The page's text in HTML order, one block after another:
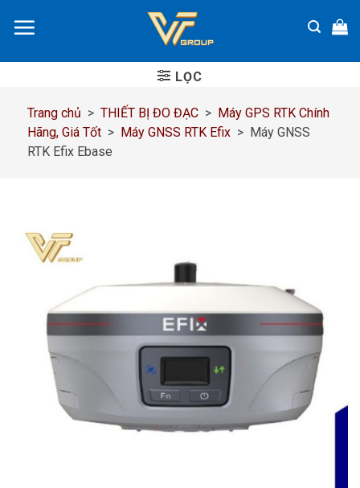
đến
dung
LỌC
Trang chủ > THIẾT BỊ ĐO ĐẠC > Máy GPS RTK Chính
Hãng, Giá Tốt > Máy GNSS RTK Efix > Máy GNSS
RTK Efix Ebase